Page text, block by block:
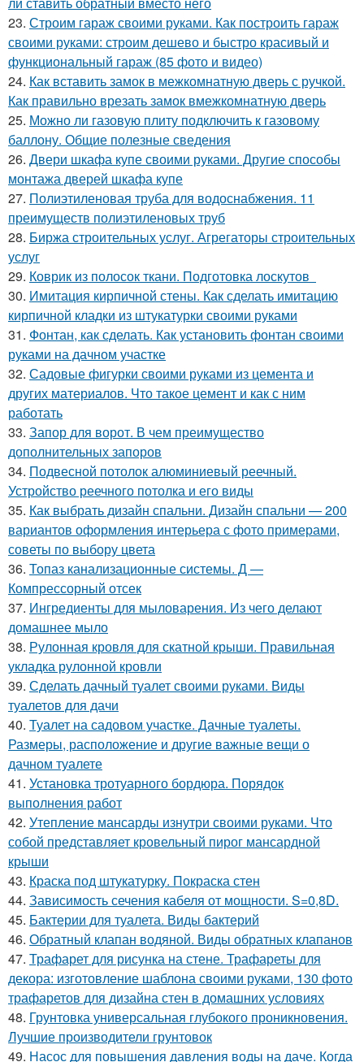
23. Строим гараж своими руками. Как построить гараж
своими руками: строим дешево и быстро красивый и
функциональный гараж (85 фото и видео)
24. Как вставить замок в межкомнатную дверь с ручкой.
Как правильно врезать замок вмежкомнатную дверь
25. Можно ли газовую плиту подключить к газовому
баллону. Общие полезные сведения
26. Двери шкафа купе своими руками. Другие способы
монтажа дверей шкафа купе
27. Полиэтиленовая труба для водоснабжения. 11
преимуществ полиэтиленовых труб
28. Биржа строительных услуг. Агрегаторы строительных
услуг
29. Коврик из полосок ткани. Подготовка лоскутов
30. Имитация кирпичной стены. Как сделать имитацию
кирпичной кладки из штукатурки своими руками
31. Фонтан, как сделать. Как установить фонтан своими
руками на дачном участке
32. Садовые фигурки своими руками из цемента и
других материалов. Что такое цемент и как с ним
работать
33. Запор для ворот. В чем преимущество
дополнительных запоров
34. Подвесной потолок алюминиевый реечный.
Устройство реечного потолка и его виды
35. Как выбрать дизайн спальни. Дизайн спальни — 200
вариантов оформления интерьера с фото примерами,
советы по выбору цвета
36. Топаз канализационные системы. Д —
Компрессорный отсек
37. Ингредиенты для мыловарения. Из чего делают
домашнее мыло
38. Рулонная кровля для скатной крыши. Правильная
укладка рулонной кровли
39. Сделать дачный туалет своими руками. Виды
туалетов для дачи
40. Туалет на садовом участке. Дачные туалеты.
Размеры, расположение и другие важные вещи о
дачном туалете
41. Установка тротуарного бордюра. Порядок
выполнения работ
42. Утепление мансарды изнутри своими руками. Что
собой представляет кровельный пирог мансардной
крыши
43. Краска под штукатурку. Покраска стен
44. Зависимость сечения кабеля от мощности. S=0,8D.
45. Бактерии для туалета. Виды бактерий
46. Обратный клапан водяной. Виды обратных клапанов
47. Трафарет для рисунка на стене. Трафареты для
декора: изготовление шаблона своими руками, 130 фото
трафаретов для дизайна стен в домашних условиях
48. Грунтовка универсальная глубокого проникновения.
Лучшие производители грунтовок
49. Насос для повышения давления воды на даче. Когда